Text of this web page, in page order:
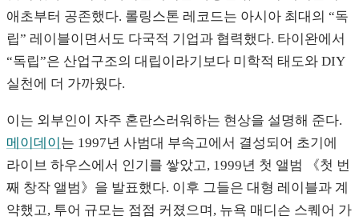
애초부터 공존했다. 롤링스톤 레코드는 아시아 최대의 “독
립” 레이블이면서도 다국적 기업과 협력했다. 타이완에서
“독립”은 산업구조의 대립이라기보다 미학적 태도와 DIY
실천에 더 가까웠다.
이는 외부인이 자주 혼란스러워하는 현상을 설명해 준다.
메이데이 는 1997년 사범대 부속고에서 결성되어 초기에
라이브 하우스에서 인기를 쌓았고, 1999년 첫 앨범 《첫 번
째 창작 앨범》을 발표했다. 이후 그들은 대형 레이블과 계
약했고, 투어 규모는 점점 커졌으며, 뉴욕 매디슨 스퀘어 가